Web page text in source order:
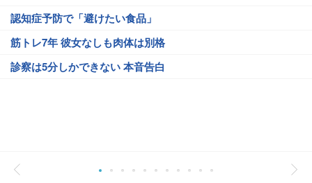
認知症予防で「避けたい食品」
筋トレ7年 彼女なしも肉体は別格
診察は5分しかできない 本音告白